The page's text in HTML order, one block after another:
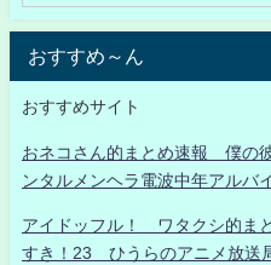
おすすめ～ん
おすすめサイト
おネコさん的まとめ速報 僕の
ンタルメンヘラ電波中年アルバ
アイドッフル！ ワタクシ的ま
すき！23 ひうらのアニメ放送